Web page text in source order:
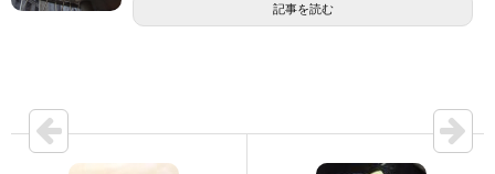
記事を読む